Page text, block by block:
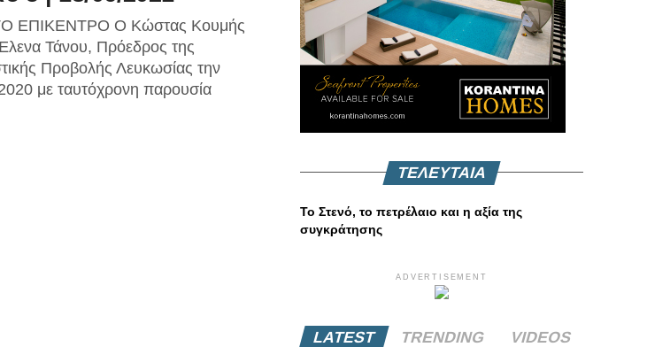
ΕΠΙΚΕΝΤΡΟ Ο Κώστας Κουμής
Έλενα Τάνου, Πρόεδρος της
Προβολής Λευκωσίας την
με ταυτόχρονη παρουσία
ΤΕΛΕΥΤΑΙΑ
Το Στενό, το πετρέλαιο και η αξία της
συγκράτησης
ADVERTISEMENT
LATEST TRENDING VIDEOS